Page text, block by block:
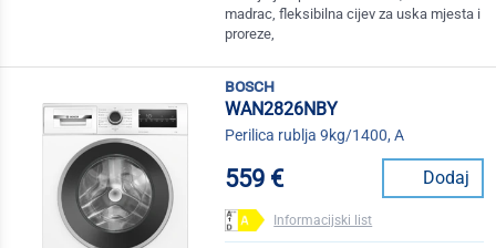
madrac, fleksibilna cijev za uska mjesta i
proreze,
bosch
WAN2826NBY
Perilica rublja 9kg/1400, A
559 € Dodaj
Informacijski list